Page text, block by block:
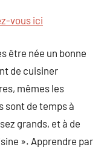
vous ici
être née un bonne
de cuisiner
mêmes les
sont de temps à
grands, et à de
». Apprendre par